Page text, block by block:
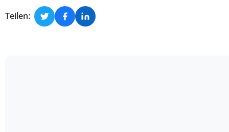
Teilen: